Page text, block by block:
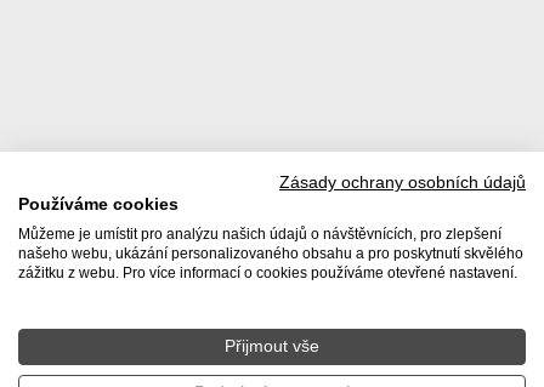
© 2026 Realitní kancelář DACHI s. r. o. |
osobních údajů|Poučení spotřebitele|Ochrana oznamovatelů
Zásady ochrany osobních údajů
Používáme cookies
Můžeme je umístit pro analýzu našich údajů o návštěvnících, pro zlepšení
našeho webu, ukázání personalizovaného obsahu a pro poskytnutí skvělého
zážitku z webu. Pro více informací o cookies používáme otevřené nastavení.
Přijmout vše